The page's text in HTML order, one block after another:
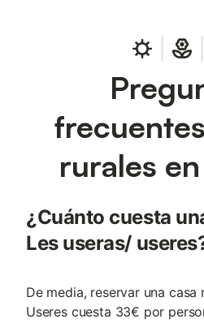
rurales
¿Cuánto cuesta
Les useras/
De media, reservar una casa
Useres cuesta 33€ por